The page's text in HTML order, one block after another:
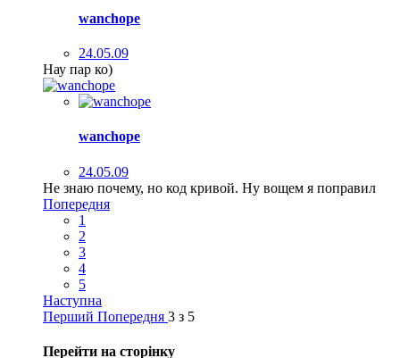
wanchope
24.05.09
Нау пар ко)
wanchope
24.05.09
Не знаю почему, но код кривой. Ну вощем я поправил
Попередня
1
2
3
4
5
Наступна
Перший Попередня 3 з 5
Перейти на сторінку